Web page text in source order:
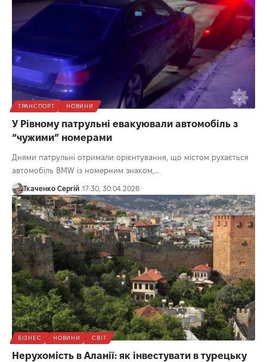
ТРАНСПОРТ НОВИНИ
У Рівному патрульні евакуювали автомобіль з
“чужими” номерами
Днями патрульні отримали орієнтування, що містом рухається
автомобіль BMW із номерним знаком,…
Ткаченко Сергій 17:30, 30.04.2026
БІЗНЕС НОВИНИ СВІТ
Нерухомість в Аланії: як інвестувати в турецьку